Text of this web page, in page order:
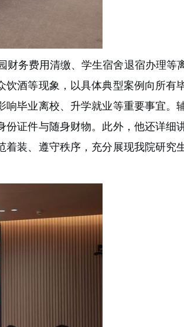
务费用清缴、学生宿舍退宿办理等
酒等现象，以具体典型案例向所有
毕业离校、升学就业等重要事宜。
证件与随身财物。此外，他还详细
装、遵守秩序，充分展现我院研究